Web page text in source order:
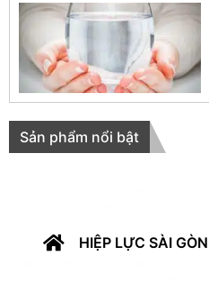
Sản phẩm nổi bật
HIỆP LỰC SÀI GÒN